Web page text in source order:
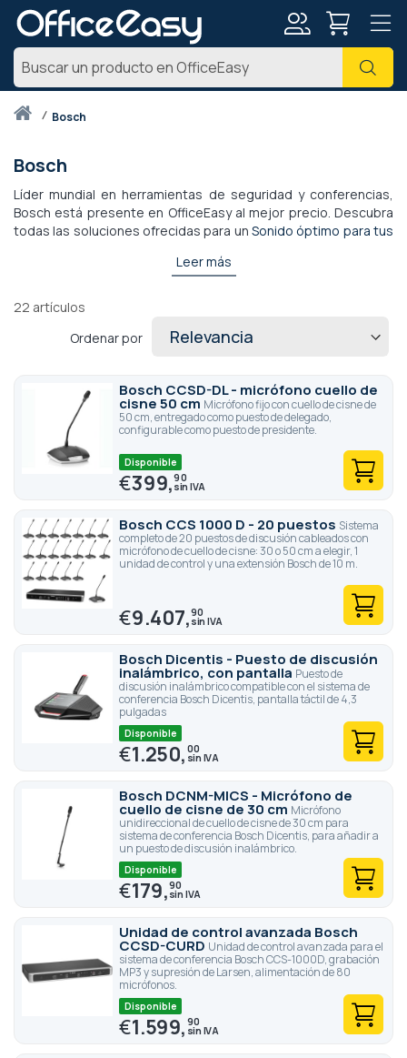
Iniciobosch
Bosch
Líder mundial en herramientas de seguridad y conferencias,
Bosch está presente en OfficeEasy al mejor precio. Descubra
todas las soluciones ofrecidas para un Sonido óptimo para tus
los sistemas completos listos para usar CCS 1000 D y CCS 900
conferencias Bosch
pequeñas, medianas o grandes. Le ofrecemos todo un surtido
sin botón de votación... todo a precios ventajosos.
Contáctenos para cualquier solicitud de cotización para
sistemas de conferencia Bosch Dicentis.
Leer más
22 artículos
Ordenar por
Bosch CCSD-DL - micrófono cuello de
cisne 50 cm Micrófono fijo con cuello de cisne de
50 cm, entregado como puesto de delegado,
configurable como puesto de presidente.
Disponible
€399,90
Bosch CCS 1000 D - 20 puestos Sistema
completo de 20 puestos de discusión cableados con
micrófono de cuello de cisne: 30 o 50 cm a elegir, 1
unidad de control y una extensión Bosch de 10 m.
€9.407,90
Bosch Dicentis - Puesto de discusión
inalámbrico, con pantalla Puesto de
discusión inalámbrico compatible con el sistema de
conferencia Bosch Dicentis, pantalla táctil de 4,3
pulgadas
Disponible
€1.250,00
Bosch DCNM-MICS - Micrófono de
cuello de cisne de 30 cm Micrófono
unidireccional de cuello de cisne de 30 cm para
sistema de conferencia Bosch Dicentis, para añadir a
un puesto de discusión inalámbrico.
Disponible
€179,90
Unidad de control avanzada Bosch
CCSD-CURD Unidad de control avanzada para el
sistema de conferencia Bosch CCS-1000D, grabación
MP3 y supresión de Larsen, alimentación de 80
micrófonos.
Disponible
€1.599,90